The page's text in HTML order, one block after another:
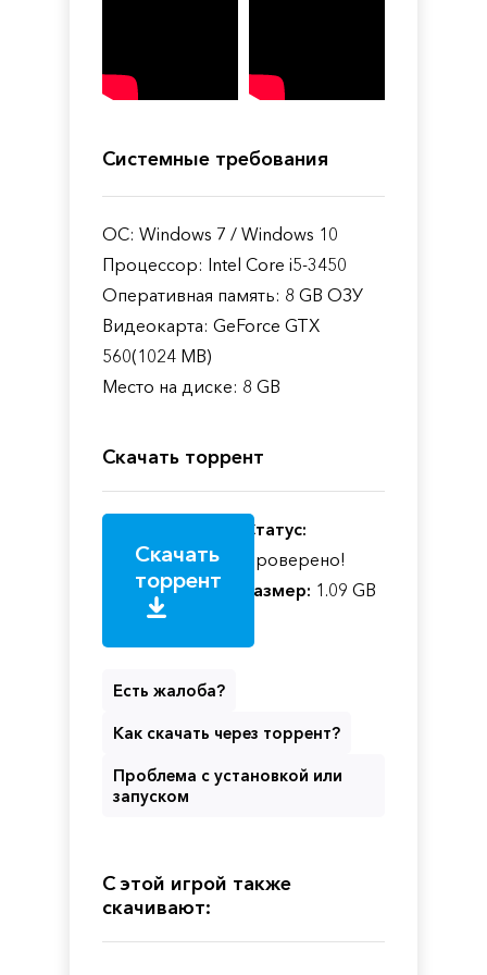
Системные требования
ОС: Windows 7 / Windows 10
Процессор: Intel Core i5-3450
Оперативная память: 8 GB ОЗУ
Видеокарта: GeForce GTX
560(1024 MB)
Место на диске: 8 GB
Скачать торрент
Скачать
торрент
Статус:
Проверено!
Размер: 1.09 GB
Есть жалоба?
Как скачать через торрент?
Проблема с установкой или
запуском
С этой игрой также
скачивают: